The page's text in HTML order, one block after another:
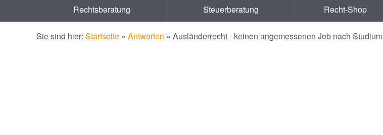
Rechtsberatung Steuerberatung Recht-Shop
Sie sind hier: Startseite » Antworten » Ausländerrecht - keinen angemessenen Job nach Studium